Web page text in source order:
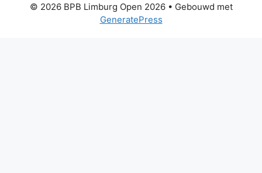
© 2026 BPB Limburg Open 2026• Gebouwd met
GeneratePress